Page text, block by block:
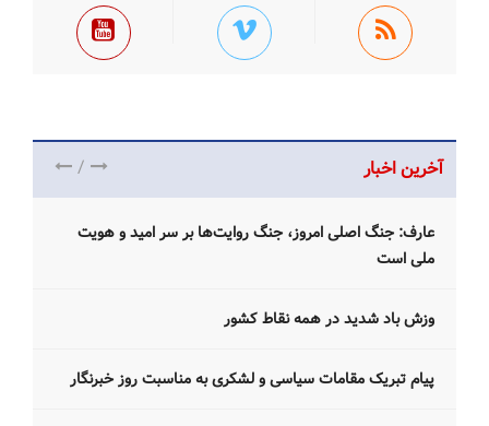
آخرین اخبار /
عارف: جنگ اصلی امروز، جنگ روایت‌ها بر سر امید و هویت
ملی است
وزش باد شدید در همه نقاط کشور
پیام تبریک مقامات سیاسی و لشکری به مناسبت روز خبرنگار